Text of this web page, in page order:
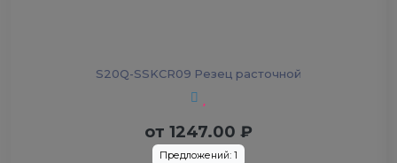
S20Q-SSKCR09 Резец расточной
от 1247.00 ₽
Предложений: 1